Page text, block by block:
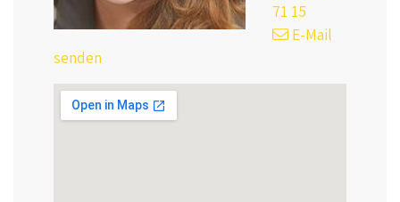
71 15
E-Mail
senden